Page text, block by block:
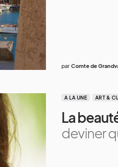
par Comte de
A LA UNE ART &
La
deviner